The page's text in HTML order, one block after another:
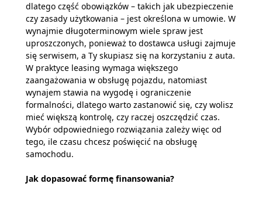
dlatego część obowiązków – takich jak ubezpieczenie
czy zasady użytkowania – jest określona w umowie. W
wynajmie długoterminowym wiele spraw jest
uproszczonych, ponieważ to dostawca usługi zajmuje
się serwisem, a Ty skupiasz się na korzystaniu z auta.
W praktyce leasing wymaga większego
zaangażowania w obsługę pojazdu, natomiast
wynajem stawia na wygodę i ograniczenie
formalności, dlatego warto zastanowić się, czy wolisz
mieć większą kontrolę, czy raczej oszczędzić czas.
Wybór odpowiedniego rozwiązania zależy więc od
tego, ile czasu chcesz poświęcić na obsługę
samochodu.
Jak dopasować formę finansowania?